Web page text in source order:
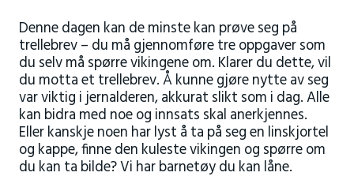
Denne dagen kan de minste kan prøve seg på
trellebrev – du må gjennomføre tre oppgaver som
du selv må spørre vikingene om. Klarer du dette, vil
du motta et trellebrev. Å kunne gjøre nytte av seg
var viktig i jernalderen, akkurat slikt som i dag. Alle
kan bidra med noe og innsats skal anerkjennes.
Eller kanskje noen har lyst å ta på seg en linskjortel
og kappe, finne den kuleste vikingen og spørre om
du kan ta bilde? Vi har barnetøy du kan låne.